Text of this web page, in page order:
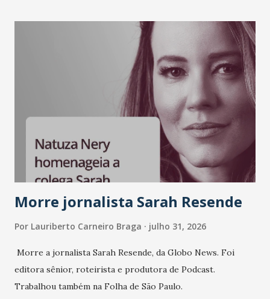
LinkedIn, VISA, Grupo 3corações, TikTok e M. Dias Branco.
A nova edição chega em um momento em que autenticidade
e consistência ganham peso nas conversas sobre marca,
liderança e estratégia. - Vivemos um momento em que todo
mundo fala muito e poucos entregam de verdade. O NM2B
sempre existiu para dar palco a quem constrói com
consistência, e nesta edição isso fica ainda mais claro.
Vamos reforçar que ser genuíno sustenta a confiança entre
marcas, pessoas e mercado", afirma Tamires So...
Morre jornalista Sarah Resende
Por Lauriberto Carneiro Braga julho 31, 2026
Morre a jornalista Sarah Resende, da Globo News. Foi
editora sênior, roteirista e produtora de Podcast.
Trabalhou também na Folha de São Paulo.